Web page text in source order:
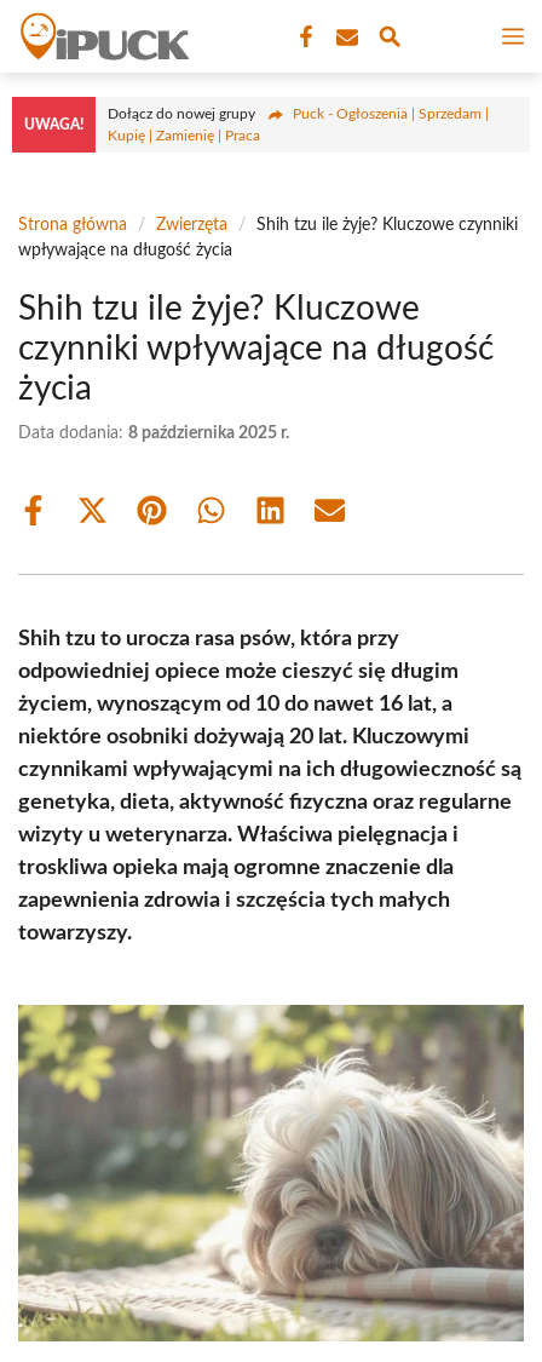
Przejdź
treści
UWAGA!
Dołącz do nowej grupy
Puck - Ogłoszenia | Sprzedam |
Kupię | Zamienię | Praca
Strona główna / Zwierzęta /
Shih tzu ile żyje? Kluczowe czynniki
wpływające na długość życia
Shih tzu ile żyje? Kluczowe
czynniki wpływające na długość
życia
Data dodania: 8 października 2025 r.
Share
Share
(Twitter)
Share Share Share Share
Shih tzu to urocza rasa psów, która przy
odpowiedniej opiece może cieszyć się długim
życiem, wynoszącym od 10 do nawet 16 lat, a
niektóre osobniki dożywają 20 lat. Kluczowymi
czynnikami wpływającymi na ich długowieczność są
genetyka, dieta, aktywność fizyczna oraz regularne
wizyty u weterynarza. Właściwa pielęgnacja i
troskliwa opieka mają ogromne znaczenie dla
zapewnienia zdrowia i szczęścia tych małych
towarzyszy.